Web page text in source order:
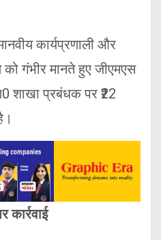
कार्यप्रणाली और
गंभीर मानते हुए जीएमएस
शाखा प्रबंधक पर ₹22
कार्रवाई